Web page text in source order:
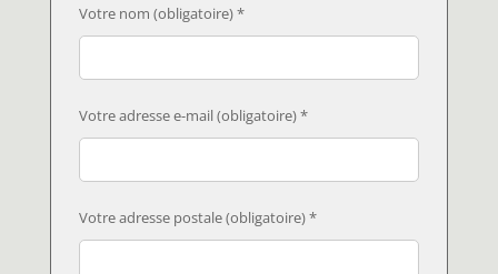
Votre nom (obligatoire) *
Votre adresse e-mail (obligatoire) *
Votre adresse postale (obligatoire) *